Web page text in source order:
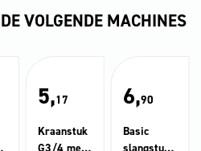
VOLGENDE MACHINES
5,17
Kraanstuk
6,90
Basic